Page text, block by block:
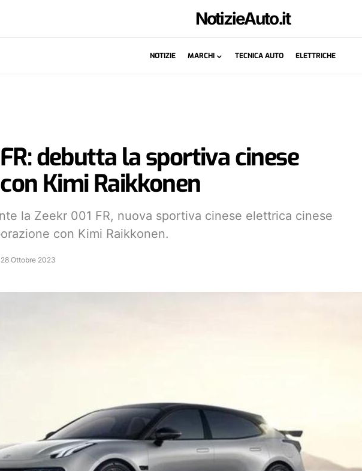
NotizieAuto.it
NOTIZIE MARCHI TECNICA AUTO ELETTRICHE
debutta la sportiva cinese
Kimi Raikkonen
la Zeekr 001 FR, nuova sportiva cinese elettrica cinese
con Kimi Raikkonen.
28 Ottobre 2023